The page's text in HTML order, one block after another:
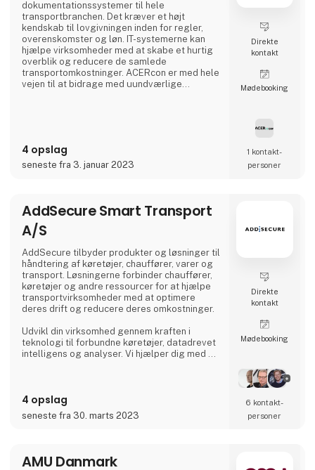
dokumentationssystemer til hele
transportbranchen. Det kræver et højt
kendskab til lovgivningen inden for regler,
overenskomster og løn. IT-systemerne kan
hjælpe virksomheder med at skabe et hurtig
overblik og reducere de samlede
transportomkostninger. ACERcon er med hele
vejen til at bidrage med uundværlige
4 opslag
seneste fra 3. januar 2023
Direkte
kontakt
Møde­booking
1 kontakt­
personer
AddSecure Smart Transport
A/S
AddSecure tilbyder produkter og løsninger til
håndtering af køretøjer, chauffører, varer og
transport. Løsningerne forbinder chauffører,
køretøjer og andre ressourcer for at hjælpe
transportvirksomheder med at optimere
deres drift og reducere deres omkostninger.
Udvikl din virksomhed gennem kraften i
teknologi til forbundne køretøjer, datadrevet
intelligens og analyser. Vi hjælper dig med at
global e-handel og miljøregler.
4 opslag
seneste fra 30. marts 2023
Direkte
kontakt
Møde­booking
6 kontakt­
personer
AMU Danmark